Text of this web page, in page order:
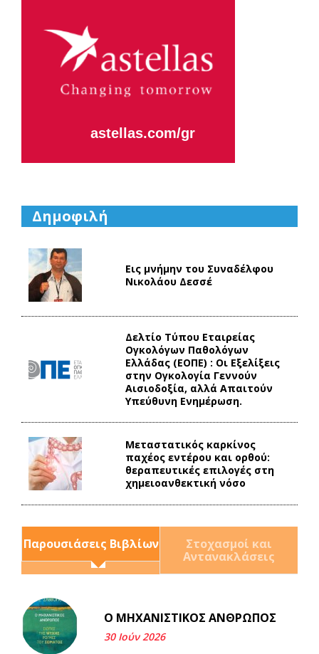
μέρα,
Aλλάζουμε
Δημοφιλή
Εις μνήμην του Συναδέλφου
Νικολάου Δεσσέ
Δελτίο Τύπου Eταιρείας
Ογκολόγων Παθολόγων
Ελλάδας (ΕΟΠΕ) : Οι Εξελίξεις
στην Ογκολογία Γεννούν
Αισιοδοξία, αλλά Απαιτούν
Υπεύθυνη Ενημέρωση.
Mεταστατικός καρκίνος
παχέος εντέρου και ορθού:
θεραπευτικές επιλογές στη
χημειοανθεκτική νόσο
Παρουσιάσεις Βιβλίων
Στοχασμοί και
Αντανακλάσεις
Ο ΜΗΧΑΝΙΣΤΙΚΟΣ ΑΝΘΡΩΠΟΣ
30 Ιούν 2026
Και τα λεφτά ξαναγυρίζουν
σε σένα.